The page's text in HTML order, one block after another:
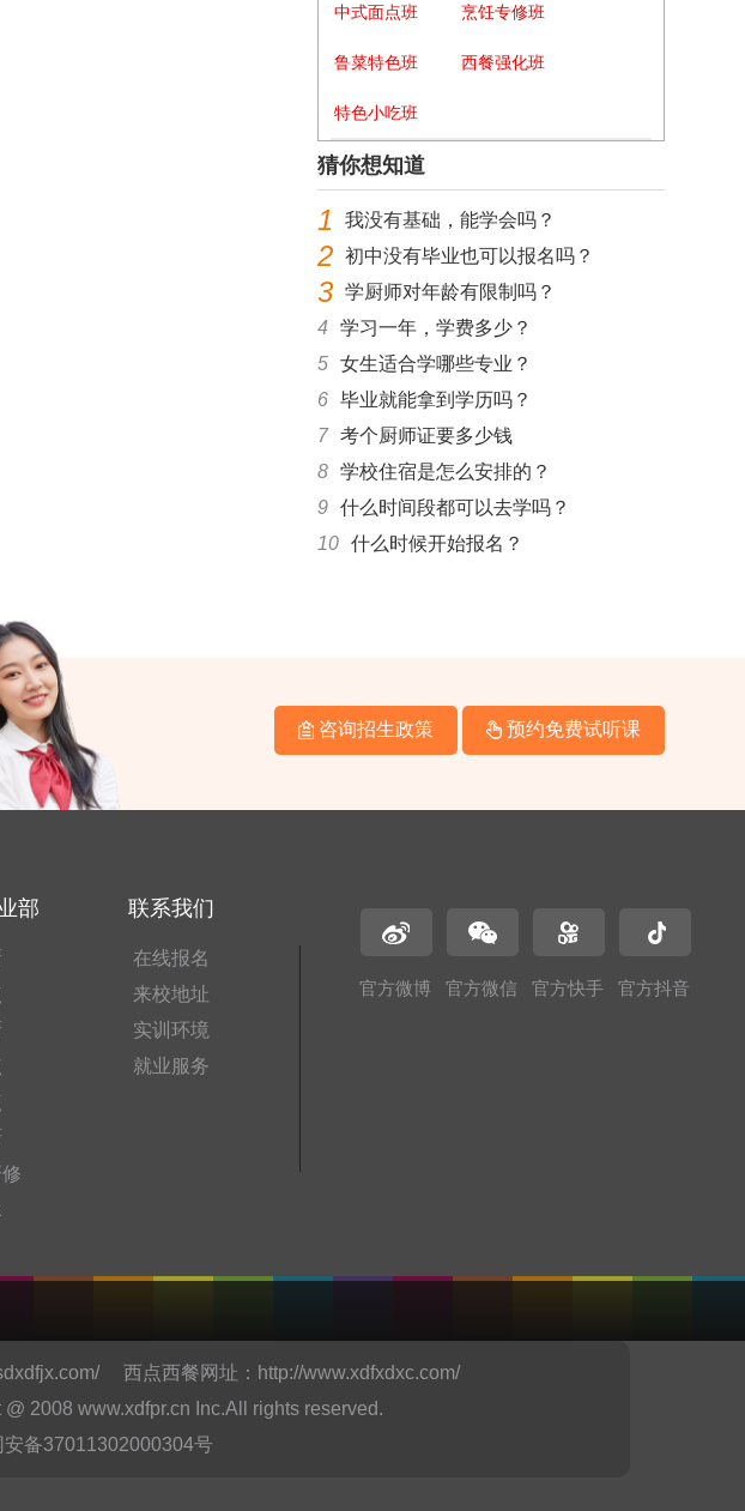
中式面点班
鲁菜特色班
特色小吃班
烹饪专修班
西餐强化班
猜你想知道
1 我没有基础，能学会吗？
2 初中没有毕业也可以报名吗？
3 学厨师对年龄有限制吗？
4
学习一年，学费多少？
5 女生适合学哪些专业？
6 毕业就能拿到学历吗？
7 考个厨师证要多少钱
8 学校住宿是怎么安排的？
9 什么时间段都可以去学吗？
10 什么时候开始报名？
咨询招生政策 预约免费试听课
部 联系我们
在线报名
来校地址
实训环境
就业服务
官方微博 官方微信 官方快手 官方抖音
西点西餐网址： http://www.xdfxdxc.com/
2008 www.xdfpr.cn Inc.All rights reserved.
安备37011302000304号